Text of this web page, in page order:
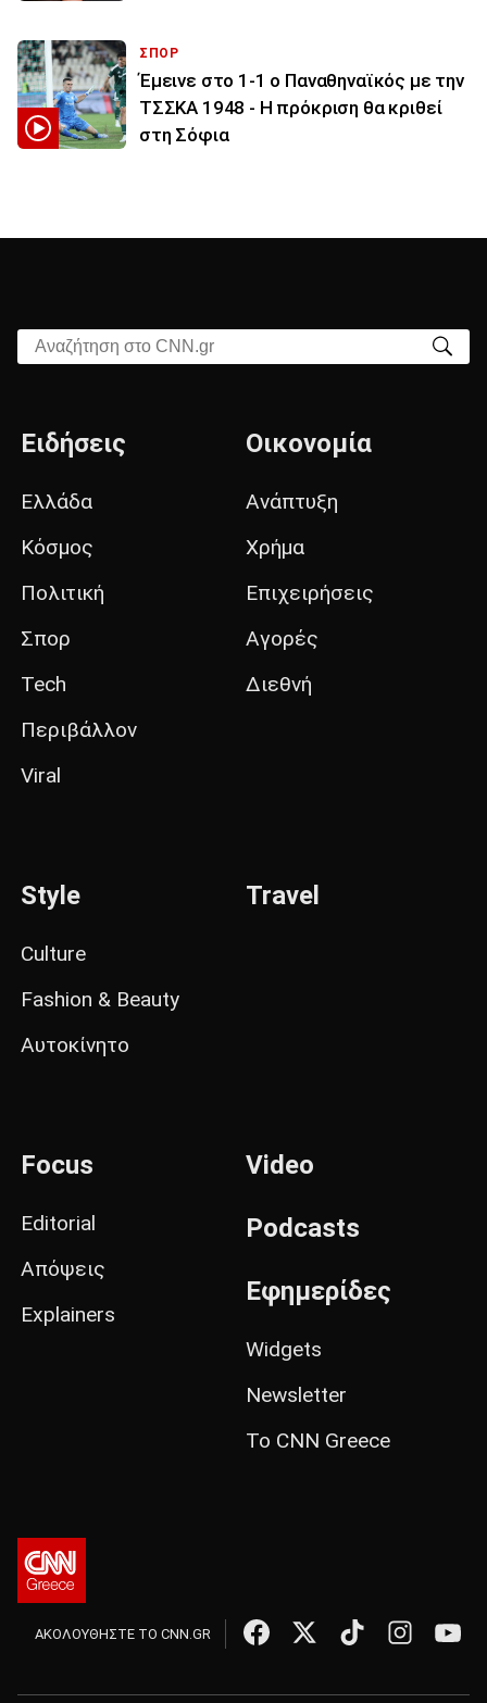
ΣΠΟΡ
Έμεινε στο 1-1 ο Παναθηναϊκός με την
ΤΣΣΚΑ 1948 - Η πρόκριση θα κριθεί
στη Σόφια
Αναζήτηση στο CNN.gr
Ειδήσεις
Ελλάδα
Κόσμος
Πολιτική
Σπορ
Tech
Περιβάλλον
Viral
Οικονομία
Ανάπτυξη
Χρήμα
Επιχειρήσεις
Αγορές
Διεθνή
Style
Culture
Fashion & Beauty
Αυτοκίνητο
Travel
Focus
Editorial
Απόψεις
Explainers
Video
Podcasts
Εφημερίδες
Widgets
Newsletter
Το CNN Greece
ΑΚΟΛΟΥΘΗΣΤΕ ΤΟ CNN.GR